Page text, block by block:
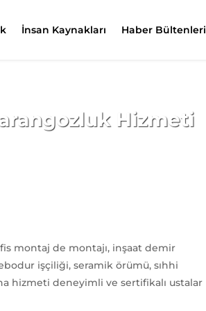
İnsan Kaynakları Haber Bültenleri
Hizmeti
montaj de montajı, inşaat demir
işçiliği, seramik örümü, sıhhi
hizmeti deneyimli ve sertifikalı ustalar